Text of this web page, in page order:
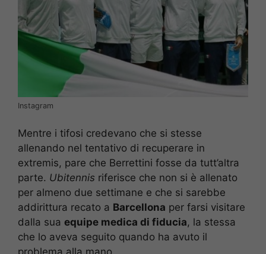
Instagram
Mentre i tifosi credevano che si stesse
allenando nel tentativo di recuperare in
extremis, pare che Berrettini fosse da tutt’altra
parte. Ubitennis riferisce che non si è allenato
per almeno due settimane e che si sarebbe
addirittura recato a Barcellona per farsi visitare
dalla sua equipe medica di fiducia, la stessa
che lo aveva seguito quando ha avuto il